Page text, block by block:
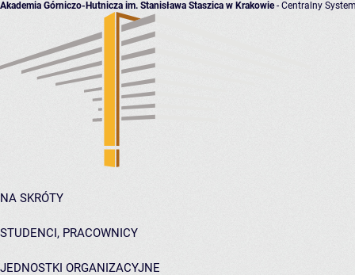
Akademia Górniczo-Hutnicza im. Stanisława Staszica w Krakowie- Centralny
NA SKRÓTY
STUDENCI, PRACOWNICY
JEDNOSTKI ORGANIZACYJNE